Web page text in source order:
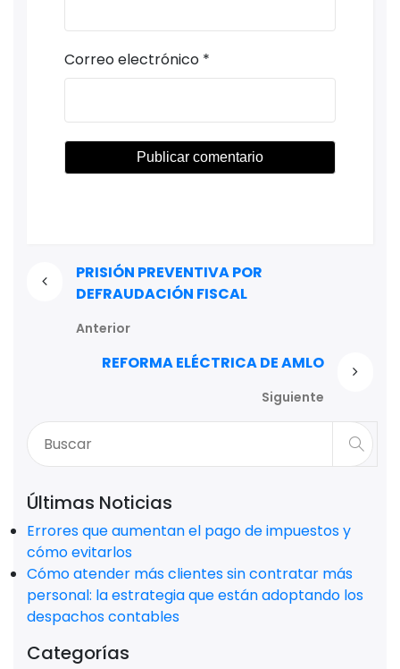
Correo electrónico *
PRISIÓN PREVENTIVA POR
DEFRAUDACIÓN FISCAL
Anterior
REFORMA ELÉCTRICA DE AMLO
Siguiente
Últimas Noticias
Errores que aumentan el pago de impuestos y
cómo evitarlos
Cómo atender más clientes sin contratar más
personal: la estrategia que están adoptando los
despachos contables
Categorías